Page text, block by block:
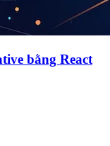
bằng React